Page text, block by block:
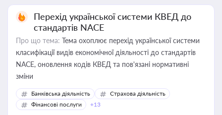
Перехід української системи КВЕД до
стандартів NACE
Про що тема: Тема охоплює перехід української системи
класифікації видів економічної діяльності до стандартів
NACE, оновлення кодів КВЕД та пов'язані нормативні
зміни
Банківська діяльність
Страхова діяльність
Фінансові послуги
+13